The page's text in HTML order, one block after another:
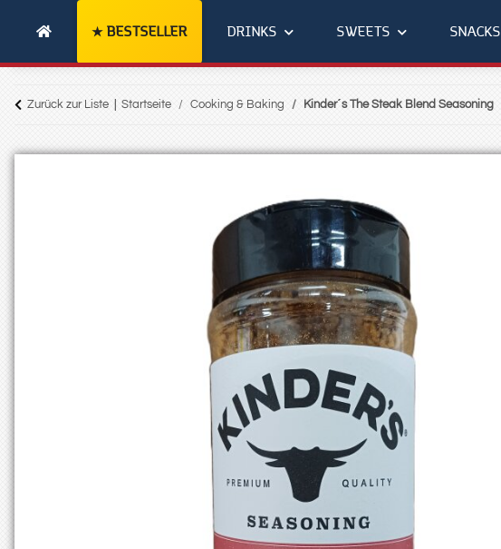
BESTSELLER DRINKS SWEETS SNACKS
Zurück zur Liste Startseite Cooking & Baking Kinder´s The Steak Blend Seasoning